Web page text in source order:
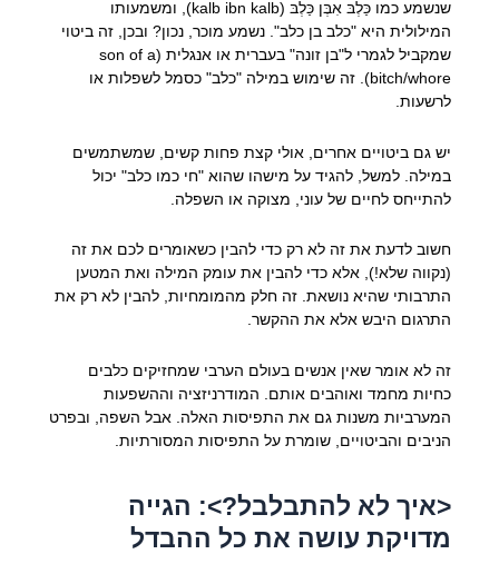
שנשמע כמו כַּלְבּ אִבְּן כַּלְבּ (kalb ibn kalb), ומשמעותו
המילולית היא "כלב בן כלב". נשמע מוכר, נכון? ובכן, זה ביטוי
שמקביל לגמרי ל"בן זונה" בעברית או אנגלית (son of a
bitch/whore). זה שימוש במילה "כלב" כסמל לשפלות או
לרשעות.
יש גם ביטויים אחרים, אולי קצת פחות קשים, שמשתמשים
במילה. למשל, להגיד על מישהו שהוא "חי כמו כלב" יכול
להתייחס לחיים של עוני, מצוקה או השפלה.
חשוב לדעת את זה לא רק כדי להבין כשאומרים לכם את זה
(נקווה שלא!), אלא כדי להבין את עומק המילה ואת המטען
התרבותי שהיא נושאת. זה חלק מהמומחיות, להבין לא רק את
התרגום היבש אלא את ההקשר.
זה לא אומר שאין אנשים בעולם הערבי שמחזיקים כלבים
כחיות מחמד ואוהבים אותם. המודרניזציה וההשפעות
המערביות משנות גם את התפיסות האלה. אבל השפה, ובפרט
הניבים והביטויים, שומרת על התפיסות המסורתיות.
<איך לא להתבלבל?>: הגייה
מדויקת עושה את כל ההבדל